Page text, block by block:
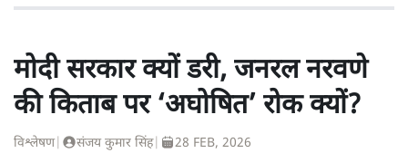
मोदी सरकार क्यों डरी, जनरल नरवणे
की किताब पर ‘अघोषित’ रोक क्यों?
विश्लेषण| संजय कुमार सिंह| 28 FEB, 2026